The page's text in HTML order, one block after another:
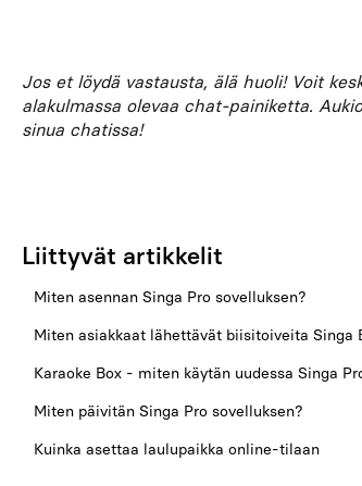
Jos et löydä vastausta, älä huoli! Voit
alakulmassa olevaa chat-painiketta.
sinua chatissa!
Liittyvät artikkelit
Miten asennan Singa Pro sovelluksen?
Miten asiakkaat lähettävät biisitoiveita Singa
Karaoke Box - miten käytän uudessa Singa
Miten päivitän Singa Pro sovelluksen?
Kuinka asettaa laulupaikka online-tilaan